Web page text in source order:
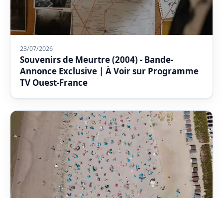
23/07/2026
Souvenirs de Meurtre (2004) - Bande-
Annonce Exclusive | À Voir sur Programme
TV Ouest-France